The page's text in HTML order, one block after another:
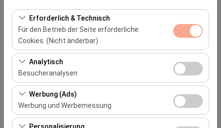
Erforderlich & Technisch
Für den Betrieb der Seite erforderliche
Cookies. (Nicht änderbar)
Diese Cookies sind für das ordnungsgemäße
Funktionieren der Website, die Sicherheit, die
Sitzungsverwaltung und grundlegende Funktionen
erforderlich. Sie können nicht deaktiviert werden.
Analytisch
Besucheranalysen
Diese Cookies ermöglichen es uns, zu analysieren, wie
unsere Website genutzt wird (Besucherzahl,
meistbesuchte Seiten, Nutzerverhalten). Diese Daten
werden verwendet, um die Leistung der Website zu
Werbung (Ads)
Werbung und Werbemessung
Diese Cookies ermöglichen es uns, Ihnen auf Ihre
Eine andere Rückgabestation auswählen
Abholdatum & Zeit
09:00
Rückgabedatum & Zeit